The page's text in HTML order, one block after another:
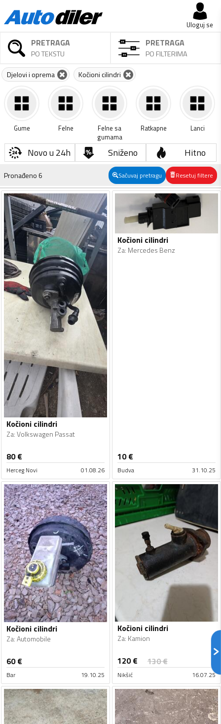
Uloguj se
PRETRAGA
PO TEKSTU
PRETRAGA
PO FILTERIMA
Djelovi i oprema Kočioni cilindri
Gume Felne
Felne sa
gumama
Ratkapne Lanci
Novo u 24h Sniženo Hitno
Pronađeno6 Sačuvaj pretragu Resetuj filtere
Kočioni cilindri
Za:Volkswagen Passat
80€
Herceg Novi 01.08.26
Kočioni cilindri
Za: Mercedes Benz
10€
Budva 31.10.25
Kočioni cilindri
Za:Automobile
60€
Bar 19.10.25
Kočioni cilindri
Za: Kamion
120€ 130€
Nikšić 16.07.25